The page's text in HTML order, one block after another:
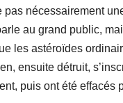
nécessairement
au grand public,
les astéroïdes
ensuite détruit,
puis ont été effacés